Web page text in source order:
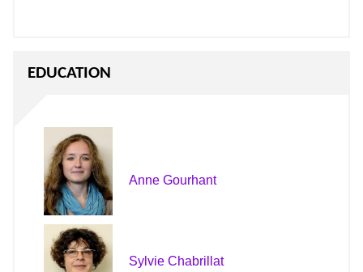
EDUCATION
Anne Gourhant
Sylvie Chabrillat